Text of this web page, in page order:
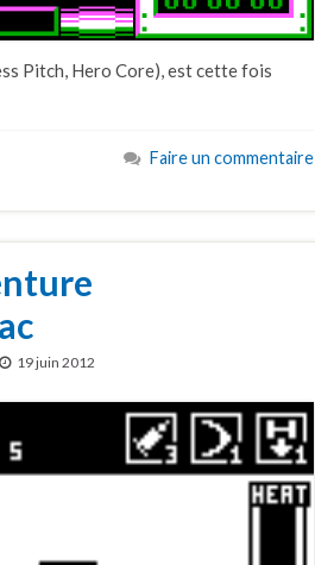
Pitch, Hero Core), est cette fois
Faire un commentaire
19 juin 2012